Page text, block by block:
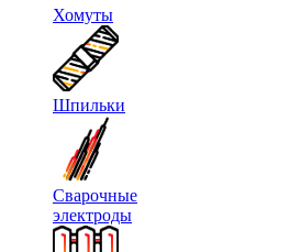
Хомуты
Шпильки
Сварочные
электроды